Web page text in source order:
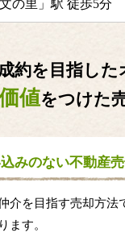
の里」駅 徒歩5分
約を目指した
値をつけた
込みのない不動産
介を目指す売却方法
ます。